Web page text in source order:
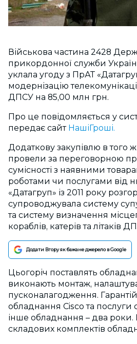
Військова частина 2428
прикордонної служби
уклала угоду з ПрАТ
модернізацію
ДПСУ на 85,00 млн грн.
Про це повідомляється у
передає сайт НашіГроші.
Додаткову закупівлю в того
провели за переговорною
сумісності з наявними
роботами чи послугами від
«Датагруп» із 2011 року
супроводжувала систему
та систему визначення
кораблів, катерів та літаків
Додати Вгору як бажане джерело в Google
Цьогоріч поставлять
виконають монтаж,
пусконалагодження.
обладнання Cisco та послуги
інше обладнання – два
складових комплектів